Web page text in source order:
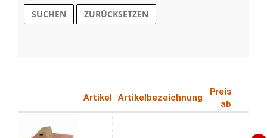
SUCHEN ZURÜCKSETZEN
Artikel Artikelbezeichnung
Preis
ab